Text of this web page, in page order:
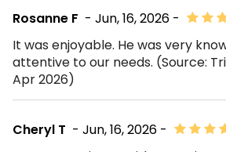
- Jun, 16, 2026 -
Rosanne F
It was enjoyable. He was very
attentive to our needs. (Source:
Apr 2026)
- Jun, 16, 2026 -
Cheryl T